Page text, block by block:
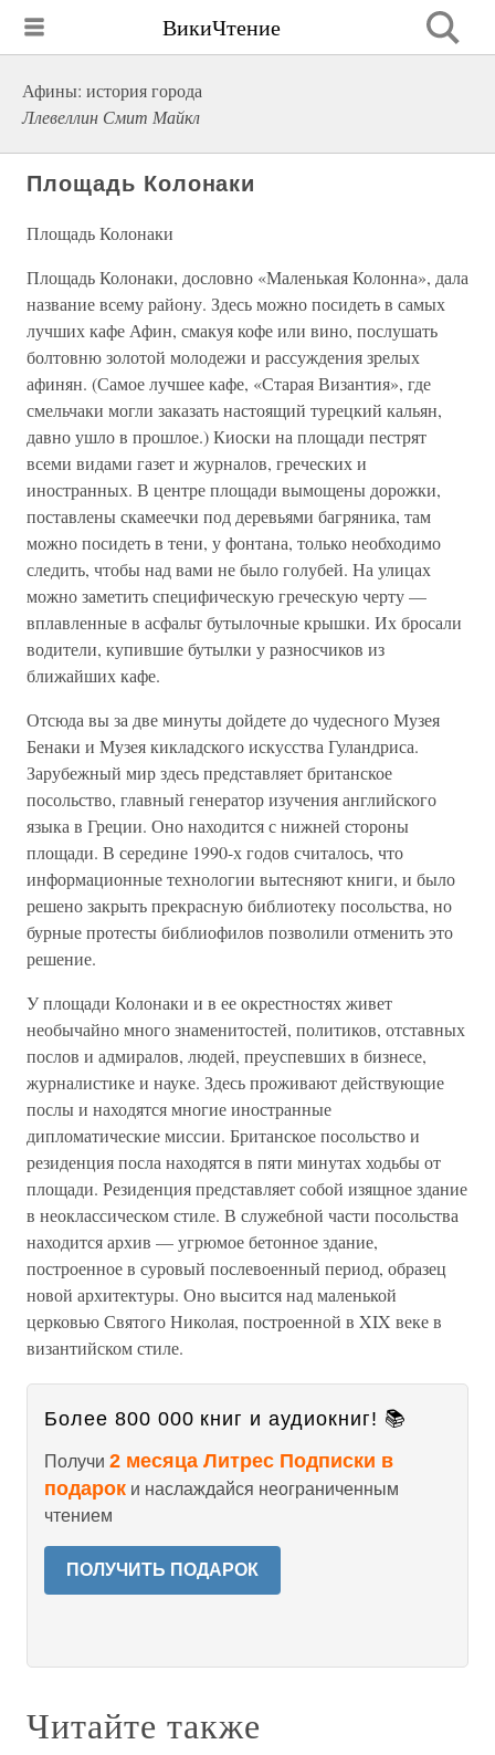
ВикиЧтение
Афины: история города
Ллевеллин Смит Майкл
Площадь Колонаки
Площадь Колонаки
Площадь Колонаки, дословно «Маленькая Колонна», дала
название всему району. Здесь можно посидеть в самых
лучших кафе Афин, смакуя кофе или вино, послушать
болтовню золотой молодежи и рассуждения зрелых
афинян. (Самое лучшее кафе, «Старая Византия», где
смельчаки могли заказать настоящий турецкий кальян,
давно ушло в прошлое.) Киоски на площади пестрят
всеми видами газет и журналов, греческих и
иностранных. В центре площади вымощены дорожки,
поставлены скамеечки под деревьями багряника, там
можно посидеть в тени, у фонтана, только необходимо
следить, чтобы над вами не было голубей. На улицах
можно заметить специфическую греческую черту —
вплавленные в асфальт бутылочные крышки. Их бросали
водители, купившие бутылки у разносчиков из
ближайших кафе.
Отсюда вы за две минуты дойдете до чудесного Музея
Бенаки и Музея кикладского искусства Гуландриса.
Зарубежный мир здесь представляет британское
посольство, главный генератор изучения английского
языка в Греции. Оно находится с нижней стороны
площади. В середине 1990-х годов считалось, что
информационные технологии вытесняют книги, и было
решено закрыть прекрасную библиотеку посольства, но
бурные протесты библиофилов позволили отменить это
решение.
У площади Колонаки и в ее окрестностях живет
необычайно много знаменитостей, политиков, отставных
послов и адмиралов, людей, преуспевших в бизнесе,
журналистике и науке. Здесь проживают действующие
послы и находятся многие иностранные
дипломатические миссии. Британское посольство и
резиденция посла находятся в пяти минутах ходьбы от
площади. Резиденция представляет собой изящное здание
в неоклассическом стиле. В служебной части посольства
находится архив — угрюмое бетонное здание,
построенное в суровый послевоенный период, образец
новой архитектуры. Оно высится над маленькой
церковью Святого Николая, построенной в XIX веке в
византийском стиле.
Более 800 000 книг и аудиокниг! 📚
Получи 2 месяца Литрес Подписки в
подарок и наслаждайся неограниченным
чтением
ПОЛУЧИТЬ ПОДАРОК
Читайте также